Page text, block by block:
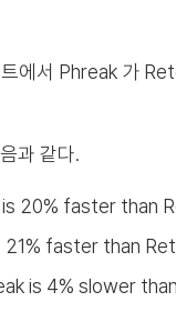
에서 Phreak 가
과 같다.
20% faster than
21% faster than
is 4% slower